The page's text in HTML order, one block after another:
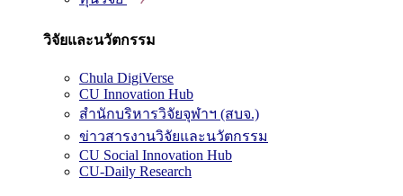
วิจัยและนวัตกรรม
Chula DigiVerse
CU Innovation Hub
สำนักบริหารวิจัยจุฬาฯ (สบจ.)
ข่าวสารงานวิจัยและนวัตกรรม
CU Social Innovation Hub
CU-Daily Research